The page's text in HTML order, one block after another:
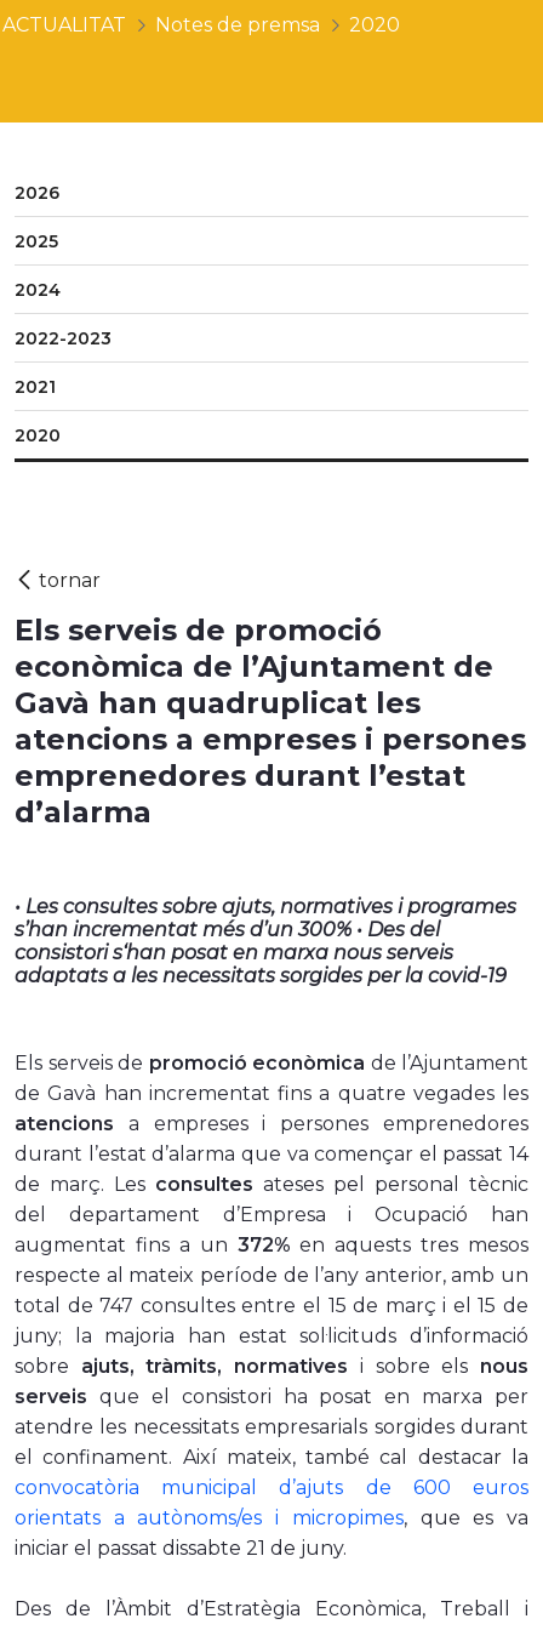
ACTUALITAT Notes de premsa 2020
2026
2025
2024
2022-2023
2021
2020
Els serveis de promoció
econòmica de l’Ajuntament de
Gavà han quadruplicat les
atencions a empreses i persones
emprenedores durant l’estat
d’alarma
• Les consultes sobre ajuts, normatives i programes
s’han incrementat més d’un 300% • Des del
consistori s‘han posat en marxa nous serveis
adaptats a les necessitats sorgides per la covid-19
Els serveis de promoció econòmica de l’Ajuntament
de Gavà han incrementat fins a quatre vegades les
atencions a empreses i persones emprenedores
durant l’estat d’alarma que va començar el passat 14
de març. Les consultes ateses pel personal tècnic
del departament d’Empresa i Ocupació han
augmentat fins a un 372% en aquests tres mesos
respecte al mateix període de l’any anterior, amb un
total de 747 consultes entre el 15 de març i el 15 de
juny; la majoria han estat sol·licituds d’informació
sobre ajuts, tràmits, normatives i sobre els nous
serveis que el consistori ha posat en marxa per
atendre les necessitats empresarials sorgides durant
el confinament. Així mateix, també cal destacar la
convocatòria municipal d’ajuts de 600 euros
orientats a autònoms/es i micropimes, que es va
iniciar el passat dissabte 21 de juny.
Des de l’Àmbit d’Estratègia Econòmica, Treball i